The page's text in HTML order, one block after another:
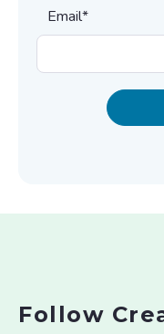
Email*
Follow